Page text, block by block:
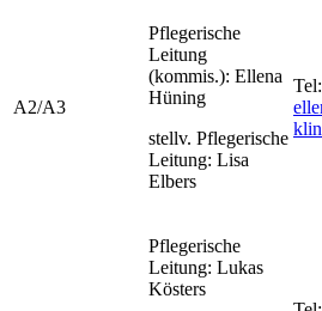
A2/A3
Pflegerische
Leitung
(kommis.): Ellena
Hüning
stellv. Pflegerische
Leitung: Lisa
Elbers
Tel:
Pflegerische
Leitung: Lukas
Kösters